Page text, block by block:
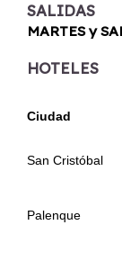
SALIDAS
MARTES y
HOTELES
Ciudad
San Cristóbal
Palenque